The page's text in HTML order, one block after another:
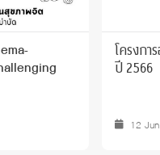
โครงกา
ปี 2566
12